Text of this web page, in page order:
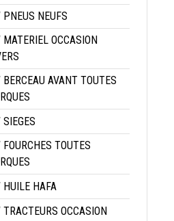
NEUFS
OCCASION
AVANT TOUTES
TOUTES
HAFA
OCCASION